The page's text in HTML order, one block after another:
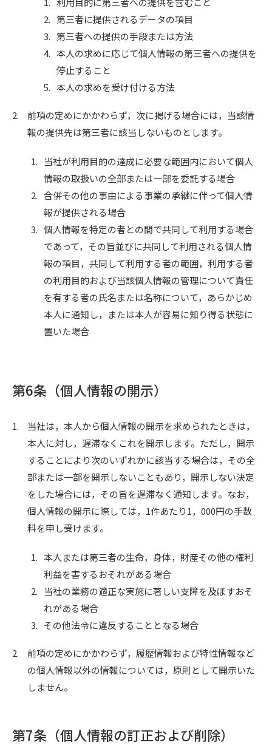
2. 第三者に提供されるデータの項目
3. 第三者への提供の手段または方法
4. 本人の求めに応じて個人情報の第三者への提供を
停止すること
5. 本人の求めを受け付ける方法
2.
前項の定めにかかわらず，次に掲げる場合には，当該情
報の提供先は第三者に該当しないものとします。
1.
当社が利用目的の達成に必要な範囲内において個人
情報の取扱いの全部または一部を委託する場合
2. 合併その他の事由による事業の承継に伴って個人情
報が提供される場合
3. 個人情報を特定の者との間で共同して利用する場合
であって，その旨並びに共同して利用される個人情
報の項目，共同して利用する者の範囲，利用する者
の利用目的および当該個人情報の管理について責任
を有する者の氏名または名称について，あらかじめ
本人に通知し，または本人が容易に知り得る状態に
置いた場合
第6条（個人情報の開示）
1.
当社は，本人から個人情報の開示を求められたときは，
本人に対し，遅滞なくこれを開示します。ただし，開示
することにより次のいずれかに該当する場合は，その全
部または一部を開示しないこともあり，開示しない決定
をした場合には，その旨を遅滞なく通知します。なお，
個人情報の開示に際しては，1件あたり1，000円の手数
料を申し受けます。
1. 本人または第三者の生命，身体，財産その他の権利
利益を害するおそれがある場合
2.
当社の業務の適正な実施に著しい支障を及ぼすおそ
れがある場合
3. その他法令に違反することとなる場合
2.
前項の定めにかかわらず，履歴情報および特性情報など
の個人情報以外の情報については，原則として開示いた
しません。
第7条（個人情報の訂正および削除）